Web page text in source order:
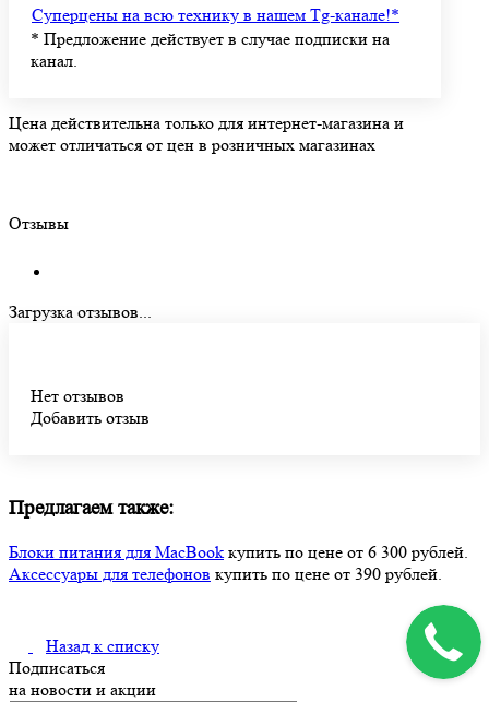
Суперцены на всю технику в нашем Tg-канале!*
* Предложение действует в случае подписки на
канал.
Цена действительна только для интернет-магазина и
может отличаться от цен в розничных магазинах
Отзывы
Загрузка отзывов...
Нет отзывов
Добавить отзыв
Предлагаем также:
Блоки питания для MacBook купить по цене от 6 300 рублей.
Аксессуары для телефонов купить по цене от 390 рублей.
Назад к списку
Подписаться
на новости и акции